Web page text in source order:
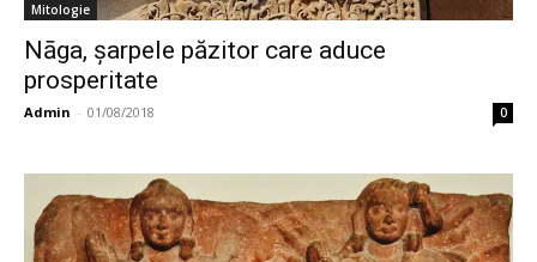
Mitologie
Nāga, șarpele păzitor care aduce
prosperitate
Admin - 01/08/2018 0